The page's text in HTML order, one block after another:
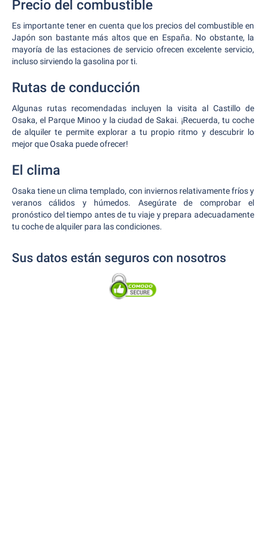
Precio del combustible
Es importante tener en cuenta que los precios del combustible en
Japón son bastante más altos que en España. No obstante, la
mayoría de las estaciones de servicio ofrecen excelente servicio,
incluso sirviendo la gasolina por ti.
Rutas de conducción
Algunas rutas recomendadas incluyen la visita al Castillo de
Osaka, el Parque Minoo y la ciudad de Sakai. ¡Recuerda, tu coche
de alquiler te permite explorar a tu propio ritmo y descubrir lo
mejor que Osaka puede ofrecer!
El clima
Osaka tiene un clima templado, con inviernos relativamente fríos y
veranos cálidos y húmedos. Asegúrate de comprobar el
pronóstico del tiempo antes de tu viaje y prepara adecuadamente
tu coche de alquiler para las condiciones.
Sus datos están seguros con nosotros